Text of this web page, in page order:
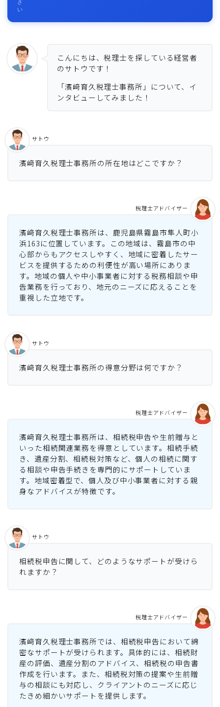
さ
い
こんにちは、税理士を探している経営者
のサトウです！
「濱﨑育久税理士事務所」について、イ
ンタビューしてみました！
濱﨑育久税理士事務所の所在地はどこですか？
サトウ
濱﨑育久税理士事務所は、鹿児島県霧島市隼人町小
浜163に位置しています。この地域は、霧島市の中
心部からもアクセスしやすく、地域に密着したサー
ビスを提供するための利便性が高い場所にありま
す。地域の個人や中小事業者に対する税務相談や申
告業務を行っており、地元のニーズに応えることを
重視した立地です。
税理士アドバイザー
濱﨑育久税理士事務所の得意分野は何ですか？
サトウ
濱﨑育久税理士事務所は、相続税申告や生前贈与と
いった相続関連業務を得意としています。相続手続
き、遺産分割、相続税対策など、個人の相続に関す
る相談や申告手続きを専門的にサポートしていま
す。地域密着型で、個人及び中小事業者に対する親
身なアドバイスが特徴です。
税理士アドバイザー
相続税申告に関して、どのようなサポートが受けら
れますか？
サトウ
濱﨑育久税理士事務所では、相続税申告において綿
密なサポートが受けられます。具体的には、相続財
産の評価、遺産分割のアドバイス、相続税の申告書
作成を行います。また、相続税対策の提案や生前贈
与の相談にも対応し、クライアントのニーズに応じ
たきめ細かいサポートを提供します。
税理士アドバイザー